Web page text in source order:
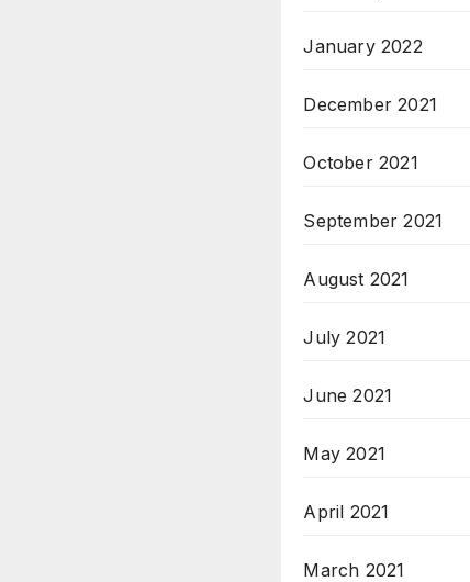
January 2022
December 2021
October 2021
September 2021
August 2021
July 2021
June 2021
May 2021
April 2021
March 2021